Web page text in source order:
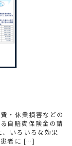
・休業損害などの
自賠責保険金の請
いろいろな効果
患者に […]